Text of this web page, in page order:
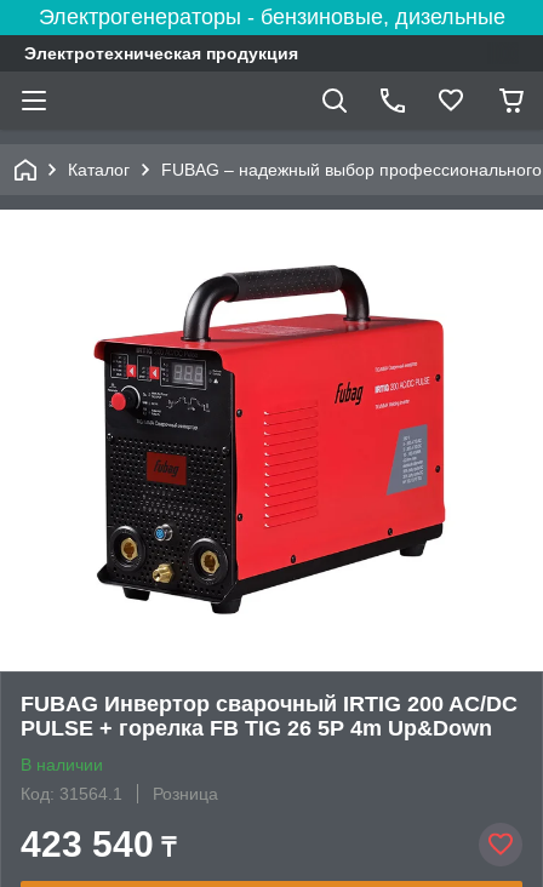
Электрогенераторы - бензиновые, дизельные
Электротехническая продукция
Каталог FUBAG – надежный выбор
FUBAG Инвертор сварочный IRTIG 200 AC/DC
PULSE + горелка FB TIG 26 5P 4m Up&Down
В наличии
Код: 31564.1
Розница
423 540 ₸